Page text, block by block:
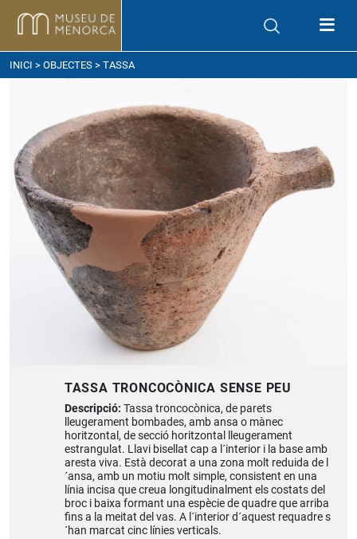
arribar
INICI > OBJECTES > TASSA
TASSA TRONCOCÒNICA SENSE PEU
Descripció: Tassa troncocònica, de parets
lleugerament bombades, amb ansa o mànec
horitzontal, de secció horitzontal lleugerament
estrangulat. Llavi bisellat cap a l´interior i la base amb
aresta viva. Està decorat a una zona molt reduida de l
´ansa, amb un motiu molt simple, consistent en una
línia incisa que creua longitudinalment els costats del
broc i baixa formant una espècie de quadre que arriba
fins a la meitat del vas. A l´interior d´aquest requadre s
´han marcat cinc línies verticals.